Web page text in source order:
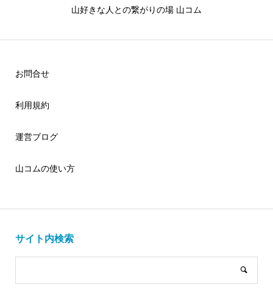
山好きな人との繋がりの場 山コム
お問合せ
利用規約
運営ブログ
山コムの使い方
サイト内検索